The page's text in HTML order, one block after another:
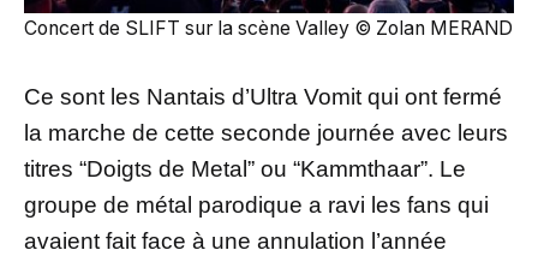
Concert de SLIFT sur la scène Valley © Zolan MERAND
Ce sont les Nantais d’Ultra Vomit qui ont fermé
la marche de cette seconde journée avec leurs
titres “Doigts de Metal” ou “Kammthaar”. Le
groupe de métal parodique a ravi les fans qui
avaient fait face à une annulation l’année